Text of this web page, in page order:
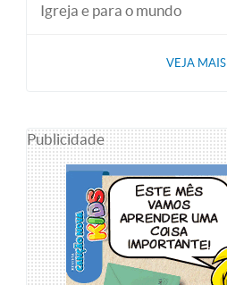
Igreja e para o mundo
VEJA MAIS
Publicidade